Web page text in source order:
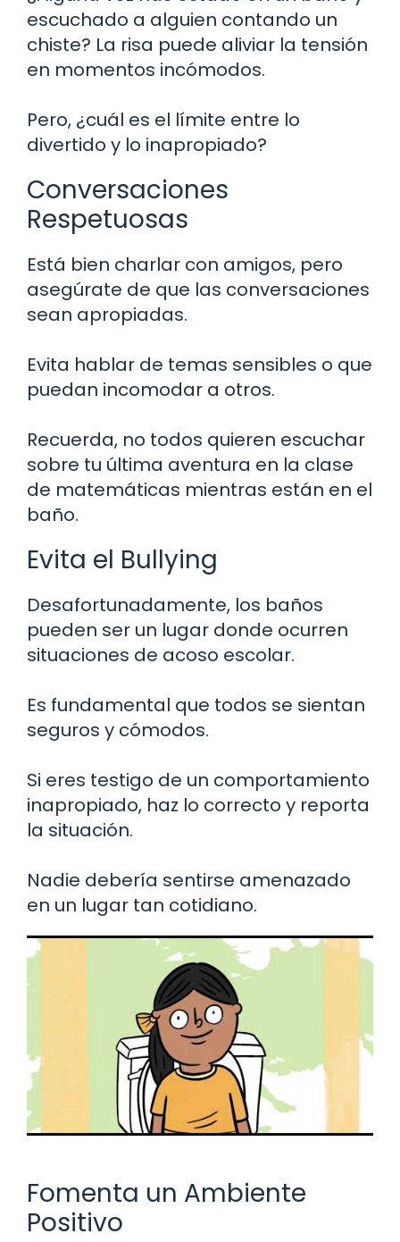
escuchado a alguien contando un
chiste? La risa puede aliviar la tensión
en momentos incómodos.
Pero, ¿cuál es el límite entre lo
divertido y lo inapropiado?
Conversaciones
Respetuosas
Está bien charlar con amigos, pero
asegúrate de que las conversaciones
sean apropiadas.
Evita hablar de temas sensibles o que
puedan incomodar a otros.
Recuerda, no todos quieren escuchar
sobre tu última aventura en la clase
de matemáticas mientras están en el
baño.
Evita el Bullying
Desafortunadamente, los baños
pueden ser un lugar donde ocurren
situaciones de acoso escolar.
Es fundamental que todos se sientan
seguros y cómodos.
Si eres testigo de un comportamiento
inapropiado, haz lo correcto y reporta
la situación.
Nadie debería sentirse amenazado
en un lugar tan cotidiano.
Fomenta un Ambiente
Positivo